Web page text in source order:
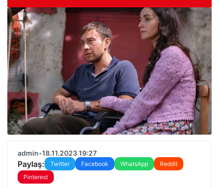
admin•18.11.2023 19:27
Paylaş: Twitter Facebook WhatsApp
Reddit
Pinterest